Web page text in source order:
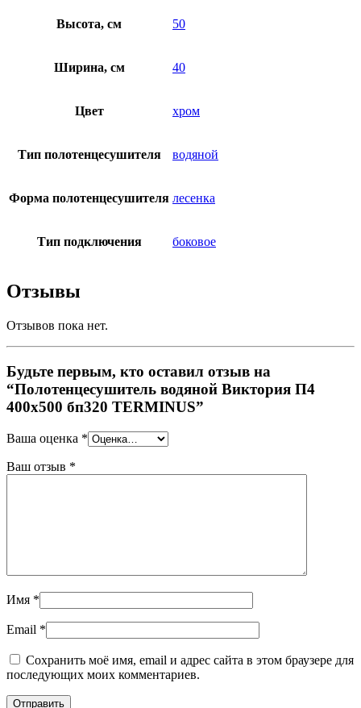
Высота, см 50
Ширина, см 40
Цвет хром
Тип полотенцесушителя водяной
Форма полотенцесушителя лесенка
Тип подключения боковое
Отзывы
Отзывов пока нет.
Будьте первым, кто оставил отзыв на
“Полотенцесушитель водяной Виктория П4
400х500 бп320 TERMINUS”
Ваша оценка *
Ваш отзыв *
Имя *
Email *
Сохранить моё имя, email и адрес сайта в этом браузере для
последующих моих комментариев.